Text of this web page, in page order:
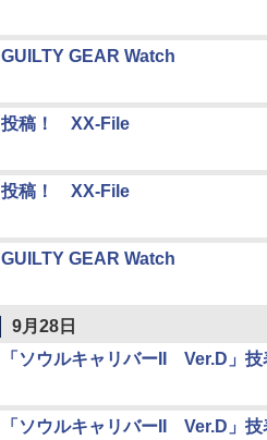
GUILTY GEAR Watch
投稿！ XX-File
投稿！ XX-File
GUILTY GEAR Watch
9月28日
「ソウルキャリバーII Ver.D」技
「ソウルキャリバーII Ver.D」技